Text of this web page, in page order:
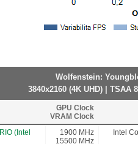
Wolfenstein:
3840x2160 (4K UHD) | TSAA
GPU Clock
VRAM Clock
(Intel
1900 MHz
15500 MHz
Intel